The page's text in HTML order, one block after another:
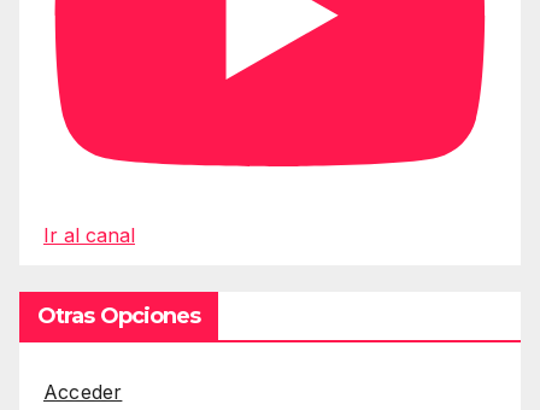
Ir al canal
Otras Opciones
Acceder